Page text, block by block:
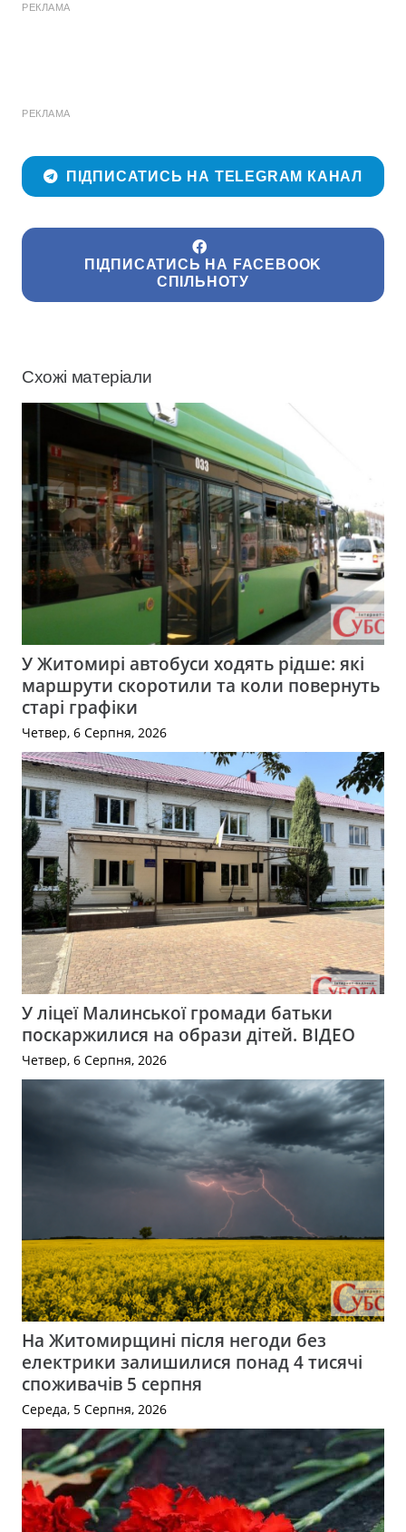
РЕКЛАМА
РЕКЛАМА
ПІДПИСАТИСЬ НА TELEGRAM КАНАЛ
ПІДПИСАТИСЬ НА FACEBOOK
СПІЛЬНОТУ
Схожі матеріали
У Житомирі автобуси ходять рідше: які
маршрути скоротили та коли повернуть
старі графіки
Четвер, 6 Серпня, 2026
У ліцеї Малинської громади батьки
поскаржилися на образи дітей. ВІДЕО
Четвер, 6 Серпня, 2026
На Житомирщині після негоди без
електрики залишилися понад 4 тисячі
споживачів 5 серпня
Середа, 5 Серпня, 2026